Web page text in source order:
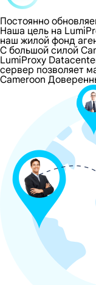
Постоянно
Наша цель на
наш жилой фонд
С большой силой
LumiProxy
сервер позволяет
Cameroon